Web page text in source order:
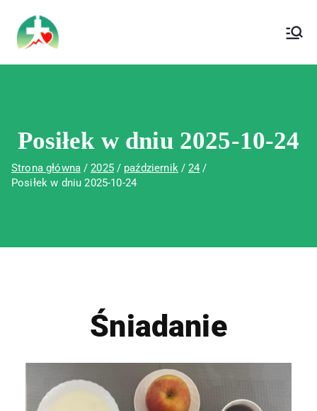
Wojewódzki Szpital Specjalistyczny im.
Św. Rafała w Czerwonej Górze
Posiłek w dniu 2025-10-24
Strona główna 2025 październik
24
Posiłek w dniu 2025-10-24
Śniadanie